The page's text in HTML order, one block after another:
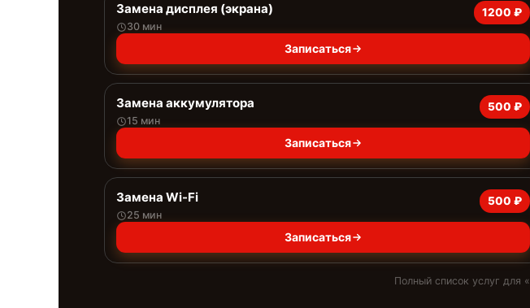
Замена дисплея (экрана)
30 мин
1200 ₽
Записаться
Замена аккумулятора
15 мин
500 ₽
Записаться
Замена Wi-Fi
25 мин
500 ₽
Записаться
Полный список услуг для «